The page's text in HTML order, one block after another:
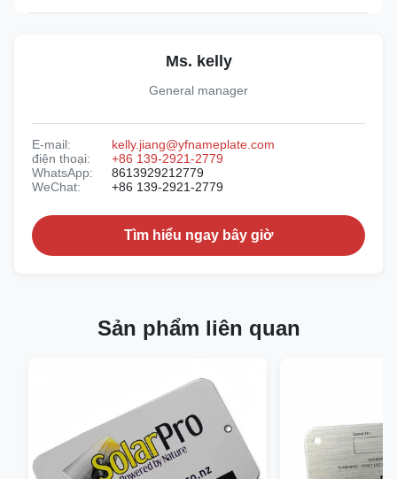
Ms. kelly
General manager
E-mail:
kelly.jiang@yfnameplate.com
điện thoại:
+86 139-2921-2779
WhatsApp:
8613929212779
WeChat:
+86 139-2921-2779
Tìm hiểu ngay bây giờ
Sản phẩm liên quan